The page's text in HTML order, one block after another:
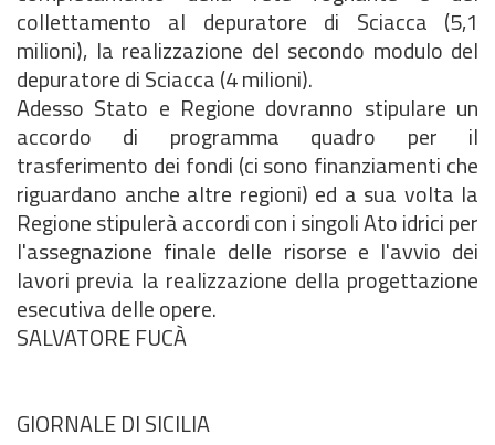
collettamento al depuratore di Sciacca (5,1
milioni), la realizzazione del secondo modulo del
depuratore di Sciacca (4 milioni).
Adesso Stato e Regione dovranno stipulare un
accordo di programma quadro per il
trasferimento dei fondi (ci sono finanziamenti che
riguardano anche altre regioni) ed a sua volta la
Regione stipulerà accordi con i singoli Ato idrici per
l'assegnazione finale delle risorse e l'avvio dei
lavori previa la realizzazione della progettazione
esecutiva delle opere.
SALVATORE FUCÀ
GIORNALE DI SICILIA